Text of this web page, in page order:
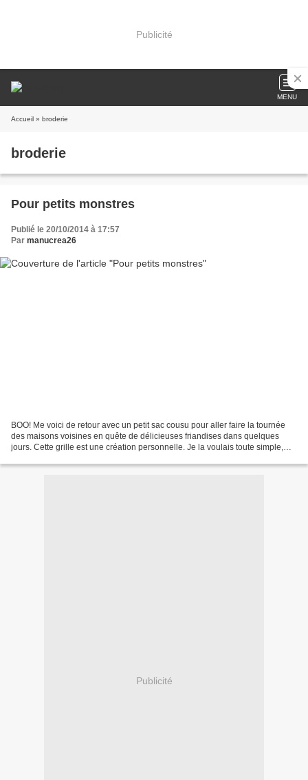
Publicité
MENU
Accueil » broderie
broderie
Pour petits monstres
Publié le 20/10/2014 à 17:57
Par manucrea26
BOO! Me voici de retour avec un petit sac cousu pour aller faire la tournée
des maisons voisines en quête de délicieuses friandises dans quelques
jours. Cette grille est une création personnelle. Je la voulais toute simple,
Publicité